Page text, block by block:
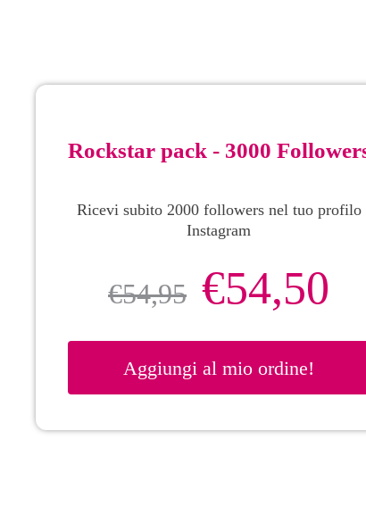
Rockstar pack - 3000
Ricevi subito 2000 followers nel tuo profilo
Instagram
€54,95 €54,50
Aggiungi al mio ordine!